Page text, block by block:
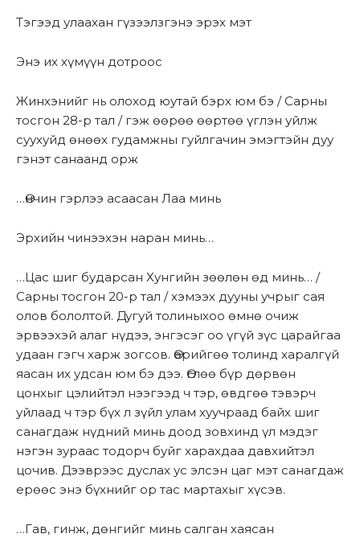
Тэгээд улаахан гүзээлзгэнэ эрэх мэт
Энэ их хүмүүн дотроос
Жинхэнийг нь олоход юутай бэрх юм бэ / Сарны
тосгон 28-р тал / гэж өөрөө өөртөө үглэн уйлж
суухуйд өнөөх гудамжны гуйлгачин эмэгтэйн дуу
гэнэт санаанд орж
…Өнчин гэрлээ асаасан Лаа минь
Эрхийн чинээхэн наран минь…
…Цас шиг бударсан Хунгийн зөөлөн өд минь… /
Сарны тосгон 20-р тал / хэмээх дууны учрыг сая
олов бололтой. Дугуй толиныхоо өмнө очиж
эрвээхэй алаг нүдээ, энгэсэг оо үгүй зүс царайгаа
удаан гэгч харж зогсов. Өөрийгөө толинд харалгүй
яасан их удсан юм бэ дээ. Өглөө бүр дөрвөн
цонхыг цэлийтэл нээгээд ч тэр, өвдгөө тэвэрч
уйлаад ч тэр бүх л зүйл улам хуучраад байх шиг
санагдаж нүдний минь доод зовхинд үл мэдэг
нэгэн зураас тодорч буйг харахдаа давхийтэл
цочив. Дээврээс дуслах ус элсэн цаг мэт санагдаж
ерөөс энэ бүхнийг ор тас мартахыг хүсэв.
…Гав, гинж, дөнгийг минь салган хаясан